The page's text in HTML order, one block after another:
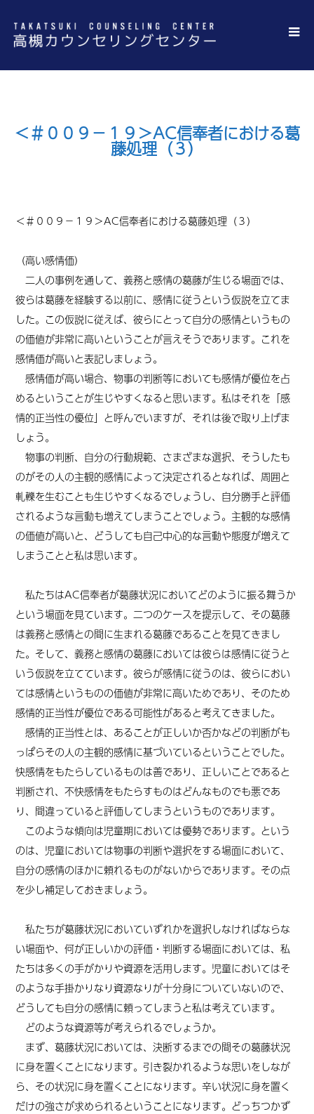
＜＃００９－１９＞AC信奉者における葛
藤処理（３）
＜＃００９－１９ ＞AC信奉者における葛藤処理 （３）
（高い感情価）
二人の事例を通して、義務と感情の葛藤が生じる場面では、
彼らは葛藤を経験する以前に、感情に従うという仮説を立てま
した。この仮説に従えば、彼らにとって自分の感情というもの
の価値が非常に高いということが言えそうであります。これを
感情価が高いと表記しましょう。
感情価が高い場合、物事の判断等においても感情が優位を占
めるということが生じやすくなると思います。私はそれを「感
情的正当性の優位」と呼んでいますが、それは後で取り上げま
しょう。
物事の判断、自分の行動規範、さまざまな選択、そうしたも
のがその人の主観的感情によって決定されるとなれば、周囲と
軋轢を生むことも生じやすくなるでしょうし、自分勝手と評価
されるような言動も増えてしまうことでしょう。主観的な感情
の価値が高いと、どうしても自己中心的な言動や態度が増えて
しまうことと私は思います。
私たちはAC信奉者が葛藤状況においてどのように振る舞うか
という場面を見ています。二つのケースを提示して、その葛藤
は義務と感情との間に生まれる葛藤であることを見てきまし
た。そして、義務と感情の葛藤においては彼らは感情に従うと
いう仮説を立てています。彼らが感情に従うのは、彼らにおい
ては感情というものの価値が非常に高いためであり、そのため
感情的正当性が優位である可能性があると考えてきました。
感情的正当性とは、あることが正しいか否かなどの判断がも
っぱらその人の主観的感情に基づいているということでした。
快感情をもたらしているものは善であり、正しいことであると
判断され、不快感情をもたらすものはどんなものでも悪であ
り、間違っていると評価してしまうというものであります。
このような傾向は児童期においては優勢であります。という
のは、児童においては物事の判断や選択をする場面において、
自分の感情のほかに頼れるものがないからであります。その点
を少し補足しておきましょう。
私たちが葛藤状況においていずれかを選択しなければならな
い場面や、何が正しいかの評価・判断する場面においては、私
たちは多くの手がかりや資源を活用します。児童においてはそ
のような手掛かりなり資源なりが十分身についていないので、
どうしても自分の感情に頼ってしまうと私は考えています。
どのような資源等が考えられるでしょうか。
まず、葛藤状況においては、決断するまでの間その葛藤状況
に身を置くことになります。引き裂かれるような思いをしなが
ら、その状況に身を置くことになります。辛い状況に身を置く
だけの強さが求められるということになります。どっちつかず